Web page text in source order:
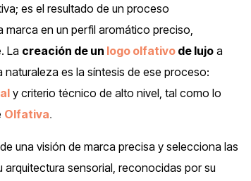
es el resultado de un proceso
marca en un perfil aromático preciso,
La creación de un logo olfativode lujoa
naturaleza es la síntesis de ese proceso:
y criterio técnico de alto nivel, tal como lo
Olfativa.
una visión de marca precisa y selecciona las
arquitectura sensorial, reconocidas por su